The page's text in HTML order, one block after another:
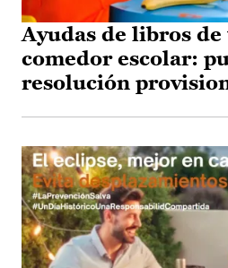
Ayudas de libros de
comedor escolar:
resolución